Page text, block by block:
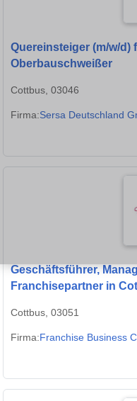
Quereinsteiger (m/w/d)
Oberbauschweißer
Cottbus, 03046
Firma:Sersa Deutschland
Geschäftsführer,
Franchisepartner in
Cottbus, 03051
Firma:Franchise Business